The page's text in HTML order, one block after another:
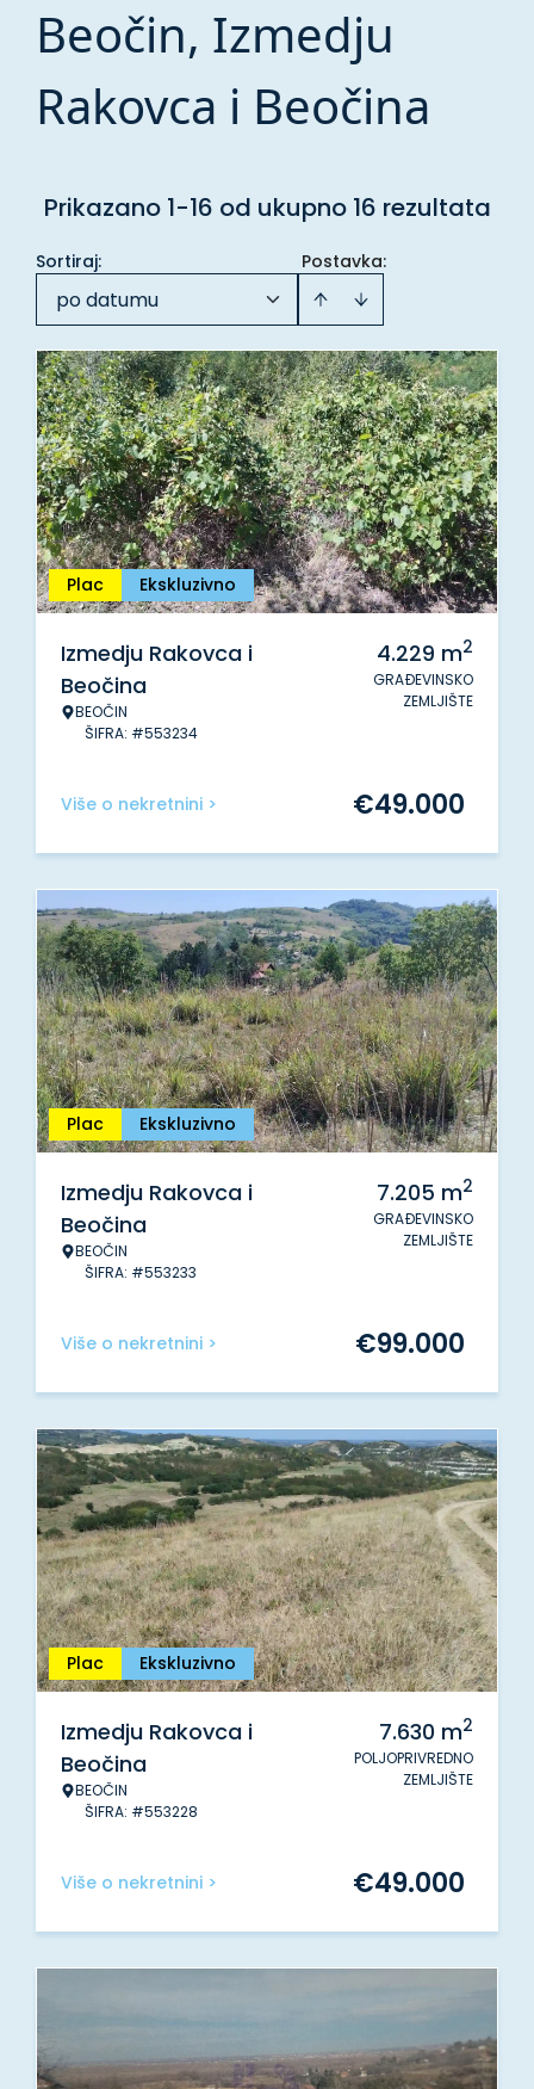
Beočin, Izmedju
Rakovca i Beočina
Prikazano 1-16 od ukupno 16 rezultata
Postavka:
Sortiraj:
po datumu
Plac Ekskluzivno
Izmedju Rakovca i
Beočina
BEOČIN
ŠIFRA: #553234
4.229 m2
GRAĐEVINSKO
ZEMLJIŠTE
Više o nekretnini > €49.000
Plac Ekskluzivno
Izmedju Rakovca i
Beočina
BEOČIN
ŠIFRA: #553233
7.205 m2
GRAĐEVINSKO
ZEMLJIŠTE
Više o nekretnini > €99.000
Plac Ekskluzivno
Izmedju Rakovca i
Beočina
BEOČIN
ŠIFRA: #553228
7.630 m2
POLJOPRIVREDNO
ZEMLJIŠTE
Više o nekretnini > €49.000